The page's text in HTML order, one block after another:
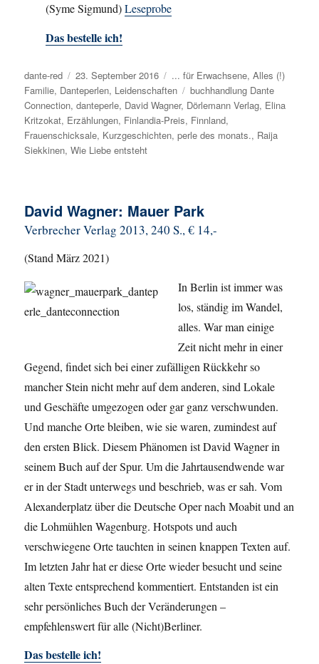
(Syme Sigmund)Leseprobe
Das bestelle ich!
Autor
dante-red
Veröffentlicht
am
23. September 2016 Kategorien
... für Erwachsene,Alles (!)
Familie, Danteperlen, Leidenschaften Schlagwörter
buchhandlung Dante
Connection,danteperle, David Wagner, Dörlemann Verlag, Elina
Kritzokat, Erzählungen, Finlandia-Preis, Finnland,
Frauenschicksale, Kurzgeschichten,perle des monats., Raija
Siekkinen,Wie Liebe entsteht
David Wagner: Mauer Park
Verbrecher Verlag 2013, 240 S., € 14,-
(Stand März 2021)
In Berlin ist immer was
los, ständig im Wandel,
alles. War man einige
Zeit nicht mehr in einer
Gegend, findet sich bei einer zufälligen Rückkehr so
mancher Stein nicht mehr auf dem anderen, sind Lokale
und Geschäfte umgezogen oder gar ganz verschwunden.
Und manche Orte bleiben, wie sie waren, zumindest auf
den ersten Blick. Diesem Phänomen ist David Wagner in
seinem Buch auf der Spur. Um die Jahrtausendwende war
er in der Stadt unterwegs und beschrieb, was er sah. Vom
Alexanderplatz über die Deutsche Oper nach Moabit und an
die Lohmühlen Wagenburg. Hotspots und auch
verschwiegene Orte tauchten in seinen knappen Texten auf.
Im letzten Jahr hat er diese Orte wieder besucht und seine
alten Texte entsprechend kommentiert. Entstanden ist ein
sehr persönliches Buch der Veränderungen –
empfehlenswert für alle (Nicht)Berliner.
Das bestelle ich!